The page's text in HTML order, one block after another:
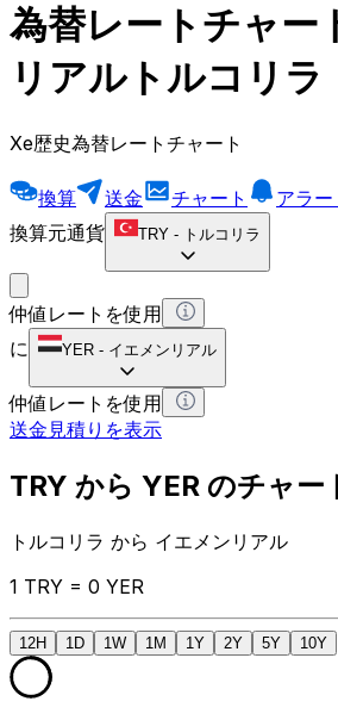
為替レートチャー
リアルトルコリラ
Xe歴史為替レートチャート
換算 送金 チャート
アラー
換算元通貨
TRY - トルコリラ
仲値レートを使用
に
YER - イエメンリアル
仲値レートを使用
送金見積りを表示
TRY から YER のチャー
トルコリラ から イエメンリアル
1 TRY = 0 YER
12H 1D 1W 1M 1Y 2Y 5Y 10Y